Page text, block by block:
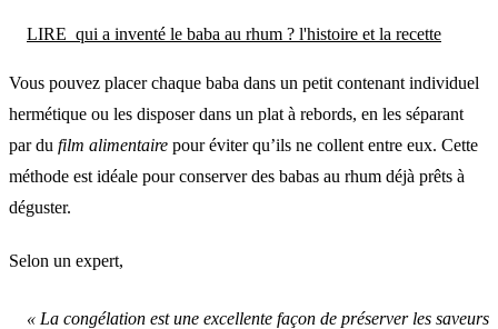
LIRE qui a inventé le baba au rhum ? l'histoire et la recette
Vous pouvez placer chaque baba dans un petit contenant individuel
hermétique ou les disposer dans un plat à rebords, en les séparant
par du film alimentaire pour éviter qu’ils ne collent entre eux. Cette
méthode est idéale pour conserver des babas au rhum déjà prêts à
déguster.
Selon un expert,
« La congélation est une excellente façon de préserver les saveurs